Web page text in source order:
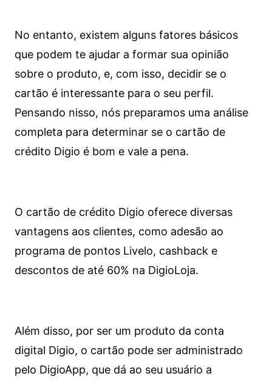
No entanto, existem alguns fatores básicos
que podem te ajudar a formar sua opinião
sobre o produto, e, com isso, decidir se o
cartão é interessante para o seu perfil.
Pensando nisso, nós preparamos uma análise
completa para determinar se o cartão de
crédito Digio é bom e vale a pena.
O cartão de crédito Digio oferece diversas
vantagens aos clientes, como adesão ao
programa de pontos Livelo, cashback e
descontos de até 60% na DigioLoja.
Além disso, por ser um produto da conta
digital Digio, o cartão pode ser administrado
pelo DigioApp, que dá ao seu usuário a